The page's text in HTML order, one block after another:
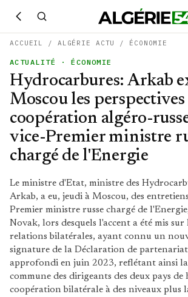
ACCUEIL / ALGÉRIE ACTU / ÉCONOMIE
ACTUALITÉ · ÉCONOMIE
Hydrocarbures: Arkab
Moscou les perspectives
coopération algéro-
vice-Premier ministre
chargé de l'Energie
Le ministre d'Etat, ministre des
Arkab, a eu, jeudi à Moscou, des
Premier ministre russe chargé de
Novak, lors desquels l'accent a été mis sur
relations bilatérales, ayant connu un
signature de la Déclaration de
approfondi en juin 2023, reflétant ainsi
commune des dirigeants des deux pays de
coopération bilatérale à des niveaux plus